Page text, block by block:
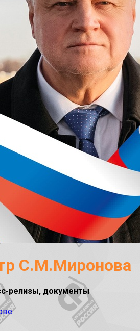
С.М.Миронова
релизы, документы